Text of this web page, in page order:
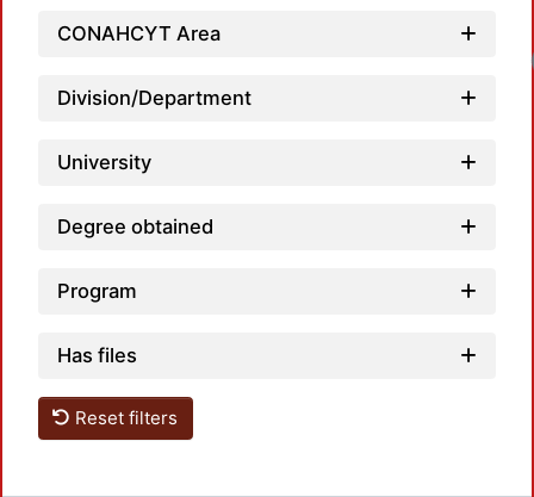
CONAHCYT Area
Division/Department
University
Degree obtained
Program
Has files
Reset filters